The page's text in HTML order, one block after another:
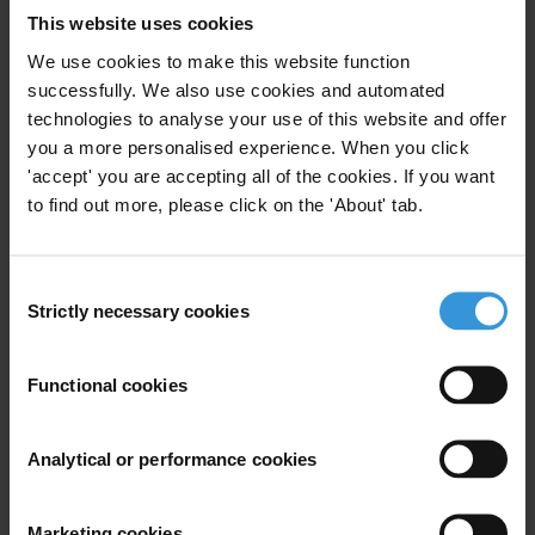
This website uses cookies
We use cookies to make this website function
successfully. We also use cookies and automated
technologies to analyse your use of this website and offer
you a more personalised experience. When you click
'accept' you are accepting all of the cookies. If you want
to find out more, please click on the 'About' tab.
Selection
Strictly necessary cookies
Functional cookies
Analytical or performance cookies
Alors que la République démocratique du Congo (RDC)
se relève d’une longue période de violence et
d’instabilité, elle est confrontée à l’héritage d’une
corruption endémique à tous les échelons de la
société, qui compromet la viabilité des institutions
sociales et politiques. Les crises politiques à répétition,
l’insuffisance des infrastructures, un environnement
droit sont autant de facteurs qui alimentent la crise
La petite et la grande corruption, ainsi qu’un réseau
complexe de clientélisme politique, s’insinuent dans
tous les secteurs de l’économie, sapant les